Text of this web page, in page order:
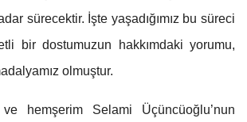
sürecektir. İşte yaşadığımız bu süreci
bir dostumuzun hakkımdaki yorumu,
olmuştur.
hemşerim Selami Üçüncüoğlu’nun